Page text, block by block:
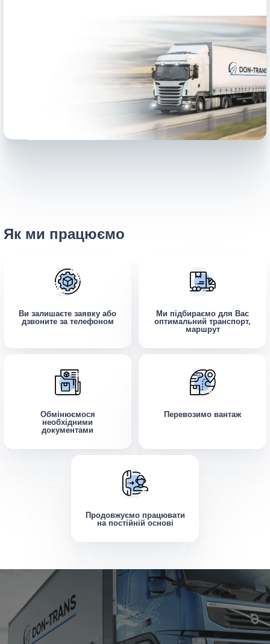
Як ми працюємо
Ви залишаєте заявку або
дзвоните за телефоном
Ми підбираємо для Вас
оптимальний транспорт,
маршрут
Обмінюємося
необхідними
документами
Перевозимо вантаж
Продовжуємо працювати
на постійній основі